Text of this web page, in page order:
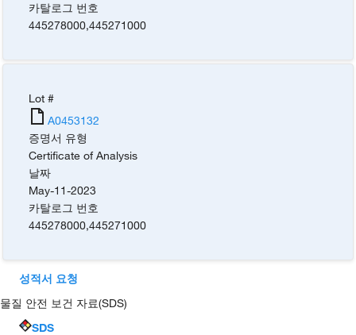
카탈로그 번호
445278000,445271000
Lot #
A0453132
증명서 유형
Certificate of Analysis
날짜
May-11-2023
카탈로그 번호
445278000,445271000
성적서 요청
물질 안전 보건 자료(SDS)
SDS